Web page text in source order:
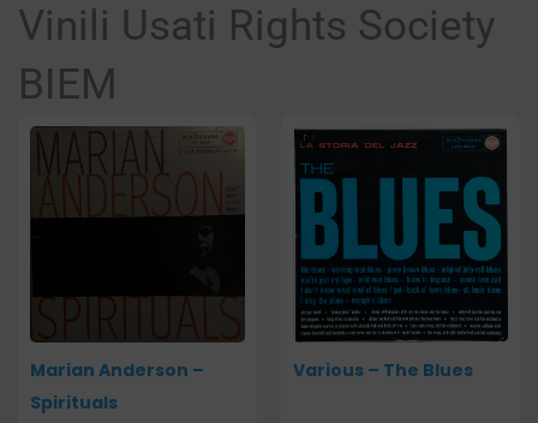
Vinili Usati Rights Society
BIEM
Marian Anderson –
Spirituals
Various – The Blues
PaginaPagina